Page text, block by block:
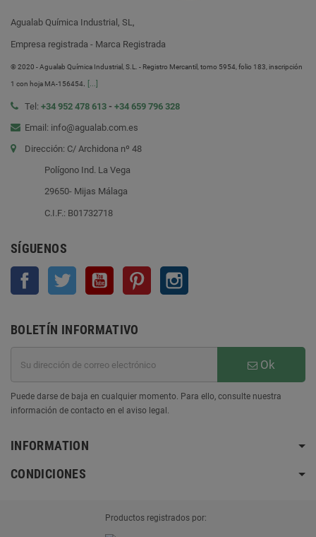
Agualab Química Industrial, SL,
Empresa registrada - Marca Registrada
® 2020 - Agualab Química Industrial, S.L. - Registro Mercantil, tomo 5954, folio 183, inscripción
1 con hoja MA-156454. [...]
Tel: +34 952 478 613 - +34 659 796 328
Email: info@agualab.com.es
Dirección: C/ Archidona nº 48
Polígono Ind. La Vega
29650- Mijas Málaga
C.I.F.: B01732718
SÍGUENOS
Facebook Twitter YouTube Pinterest
BOLETÍN INFORMATIVO
Ok
Puede darse de baja en cualquier momento. Para ello, consulte nuestra
información de contacto en el aviso legal.
INFORMATION
CONDICIONES
Productos registrados por: